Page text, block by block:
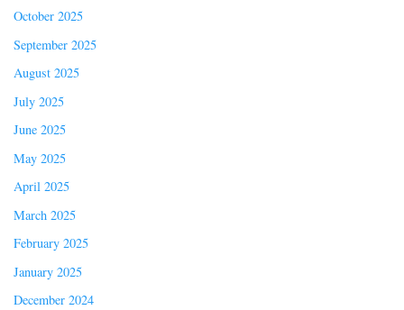
October 2025
September 2025
August 2025
July 2025
June 2025
May 2025
April 2025
March 2025
February 2025
January 2025
December 2024